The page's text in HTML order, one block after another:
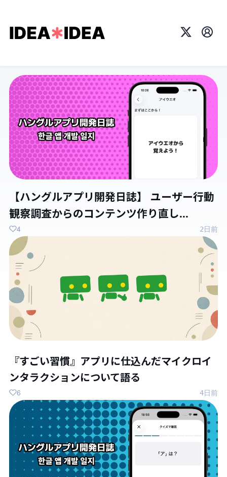
X プロ
【ハングルアプリ開発日誌】 ユーザー行動
観察調査からのコンテンツ作り直し...
2日前
4
『すごい習慣』アプリに仕込んだマイクロイ
ンタラクションについて語る
4日前
6